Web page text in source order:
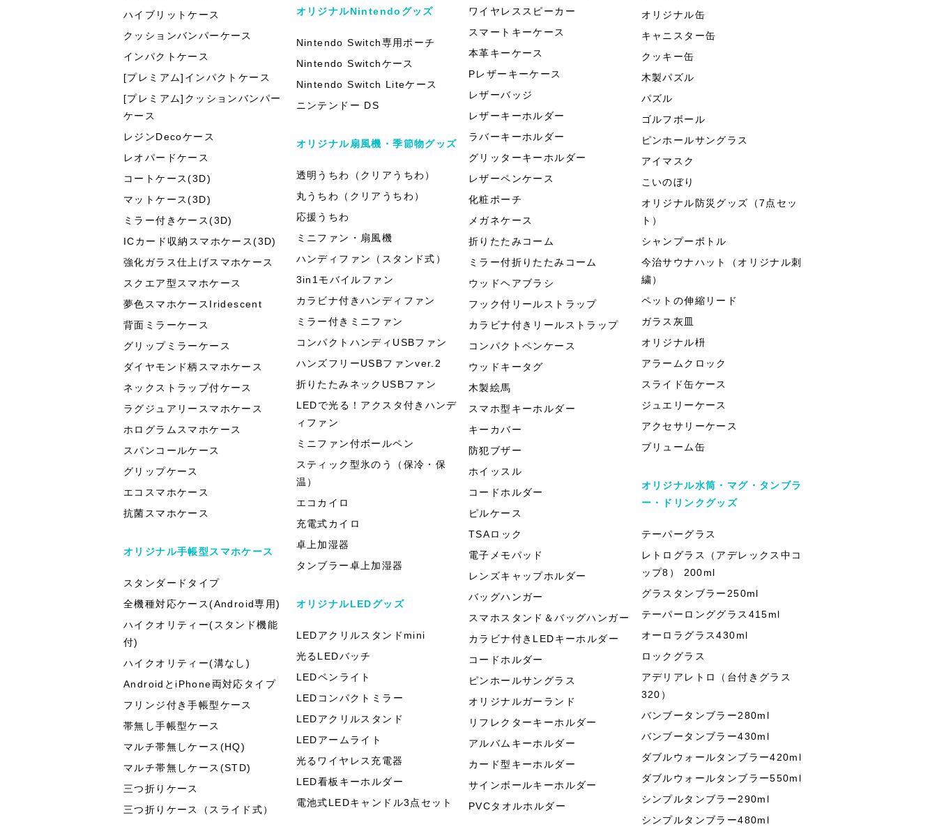
ハイブリットケース
クッションバンパーケース
インパクトケース
[プレミアム]インパクトケース
[プレミアム]クッションバンパー
ケース
レジンDecoケース
レオパードケース
コートケース(3D)
マットケース(3D)
ミラー付きケース(3D)
ICカード収納スマホケース(3D)
強化ガラス仕上げスマホケース
スクエア型スマホケース
夢色スマホケースIridescent
背面ミラーケース
グリップミラーケース
ダイヤモンド柄スマホケース
ネックストラップ付ケース
ラグジュアリースマホケース
ホログラムスマホケース
スパンコールケース
グリップケース
エコスマホケース
抗菌スマホケース
オリジナル手帳型スマホケース
スタンダードタイプ
全機種対応ケース(Android専用)
ハイクオリティー(スタンド機能
付)
ハイクオリティー(溝なし)
AndroidとiPhone両対応タイプ
フリンジ付き手帳型ケース
帯無し手帳型ケース
マルチ帯無しケース(HQ)
マルチ帯無しケース(STD)
三つ折りケース
三つ折りケース（スライド式）
オリジナルNintendoグッズ
Nintendo Switch専用ポーチ
Nintendo Switchケース
Nintendo Switch Liteケース
ニンテンドー DS
オリジナル扇風機・季節物グッズ
透明うちわ（クリアうちわ）
丸うちわ（クリアうちわ）
応援うちわ
ミニファン・扇風機
ハンディファン（スタンド式）
3in1モバイルファン
カラビナ付きハンディファン
ミラー付きミニファン
コンパクトハンディUSBファン
ハンズフリーUSBファンver.2
折りたたみネックUSBファン
LEDで光る！アクスタ付きハンデ
ィファン
ミニファン付ボールペン
スティック型氷のう（保冷・保
温）
エコカイロ
充電式カイロ
卓上加湿器
タンブラー卓上加湿器
オリジナルLEDグッズ
LEDアクリルスタンドmini
光るLEDバッチ
LEDペンライト
LEDコンパクトミラー
LEDアクリルスタンド
LEDアームライト
光るワイヤレス充電器
LED看板キーホルダー
電池式LEDキャンドル3点セット
ワイヤレススピーカー
スマートキーケース
本革キーケース
Pレザーキーケース
レザーバッジ
レザーキーホルダー
ラバーキーホルダー
グリッターキーホルダー
レザーペンケース
化粧ポーチ
メガネケース
折りたたみコーム
ミラー付折りたたみコーム
ウッドヘアブラシ
フック付リールストラップ
カラビナ付きリールストラップ
コンパクトペンケース
ウッドキータグ
木製絵馬
スマホ型キーホルダー
キーカバー
防犯ブザー
ホイッスル
コードホルダー
ピルケース
TSAロック
電子メモパッド
レンズキャップホルダー
バッグハンガー
スマホスタンド＆バッグハンガー
カラビナ付きLEDキーホルダー
コードホルダー
ピンホールサングラス
オリジナルガーランド
リフレクターキーホルダー
アルバムキーホルダー
カード型キーホルダー
サインボールキーホルダー
PVCタオルホルダー
オリジナル缶
キャニスター缶
クッキー缶
木製パズル
パズル
ゴルフボール
ピンホールサングラス
アイマスク
こいのぼり
オリジナル防災グッズ（7点セッ
ト）
シャンプーボトル
今治サウナハット（オリジナル刺
繍）
ペットの伸縮リード
ガラス灰皿
オリジナル枡
アラームクロック
スライド缶ケース
ジュエリーケース
アクセサリーケース
ブリューム缶
オリジナル水筒・マグ・タンブラ
ー・ドリンクグッズ
テーパーグラス
レトログラス（アデレックス中コ
ップ8） 200ml
グラスタンブラー250ml
テーパーロンググラス415ml
オーロラグラス430ml
ロックグラス
アデリアレトロ（台付きグラス
320）
バンブータンブラー280ml
バンブータンブラー430ml
ダブルウォールタンブラー420ml
ダブルウォールタンブラー550ml
シンプルタンブラー290ml
シンプルタンブラー480ml